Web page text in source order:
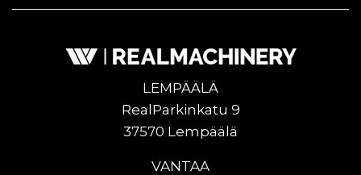
LEMPÄÄLÄ
RealParkinkatu 9
37570 Lempäälä
VANTAA